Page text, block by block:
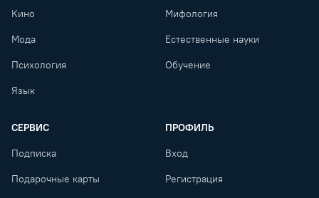
Кино Мифология
Мода Естественные науки
Психология Обучение
Язык
СЕРВИС
Подписка
Подарочные карты
ПРОФИЛЬ
Вход
Регистрация